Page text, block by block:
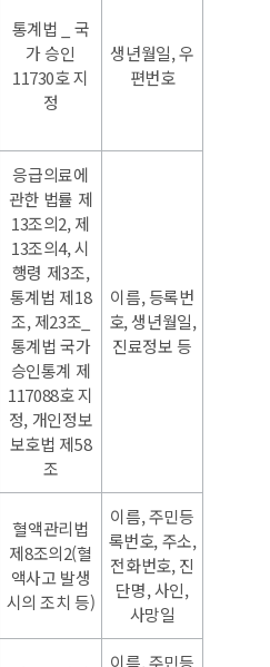
통계법 _ 국
가 승인
11730호 지
정
생년월일, 우
편번호
응급의료에
관한 법률 제
13조의2, 제
13조의4, 시
행령 제3조,
통계법 제18
조, 제23조_
통계법 국가
승인통계 제
117088호 지
정, 개인정보
보호법 제58
조
이름, 등록번
호, 생년월일,
진료정보 등
혈액관리법
제8조의2(혈
액사고 발생
시의 조치 등)
이름, 주민등
록번호, 주소,
전화번호, 진
단명, 사인,
사망일
이름, 주민등